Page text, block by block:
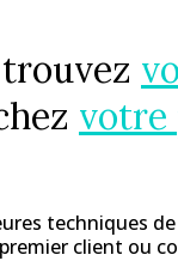
votre
techniques
client ou